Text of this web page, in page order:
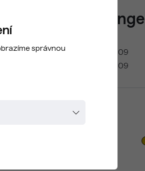
Pure Orange
CAY8069-G8.2009
CAY8069-G8.2009
správnou